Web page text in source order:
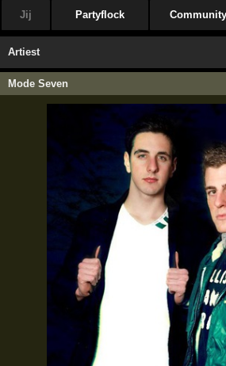
Jij Partyflock Community
Artiest
Mode Seven